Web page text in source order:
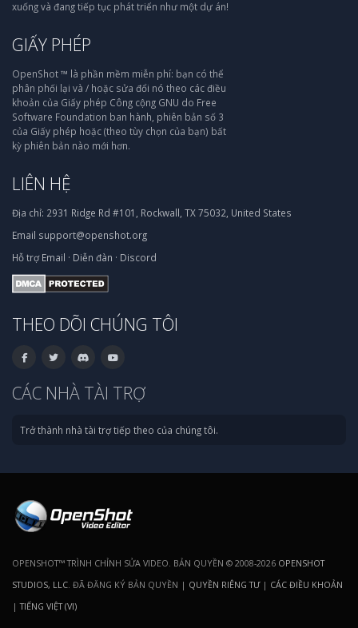
xuống và đang tiếp tục phát triển như một dự án!
GIẤY PHÉP
OpenShot ™ là phần mềm miễn phí: bạn có thể
phân phối lại và / hoặc sửa đổi nó theo các điều
khoản của Giấy phép Công cộng GNU do Free
Software Foundation ban hành, phiên bản số 3
của Giấy phép hoặc (theo tùy chọn của bạn) bất
kỳ phiên bản nào mới hơn.
LIÊN HỆ
Địa chỉ: 2931 Ridge Rd #101, Rockwall, TX 75032, United States
Email support@openshot.org
Hỗ trợ Email · Diễn đàn · Discord
THEO DÕI CHÚNG TÔI
CÁC NHÀ TÀI TRỢ
Trở thành nhà tài trợ tiếp theo của chúng tôi.
OPENSHOT™ TRÌNH CHỈNH SỬA VIDEO. BẢN QUYỀN © 2008-2026 OPENSHOT
STUDIOS, LLC . ĐÃ ĐĂNG KÝ BẢN QUYỀN | QUYỀN RIÊNG TƯ| CÁC ĐIỀU KHOẢN
|TIẾNG VIỆT (VI)